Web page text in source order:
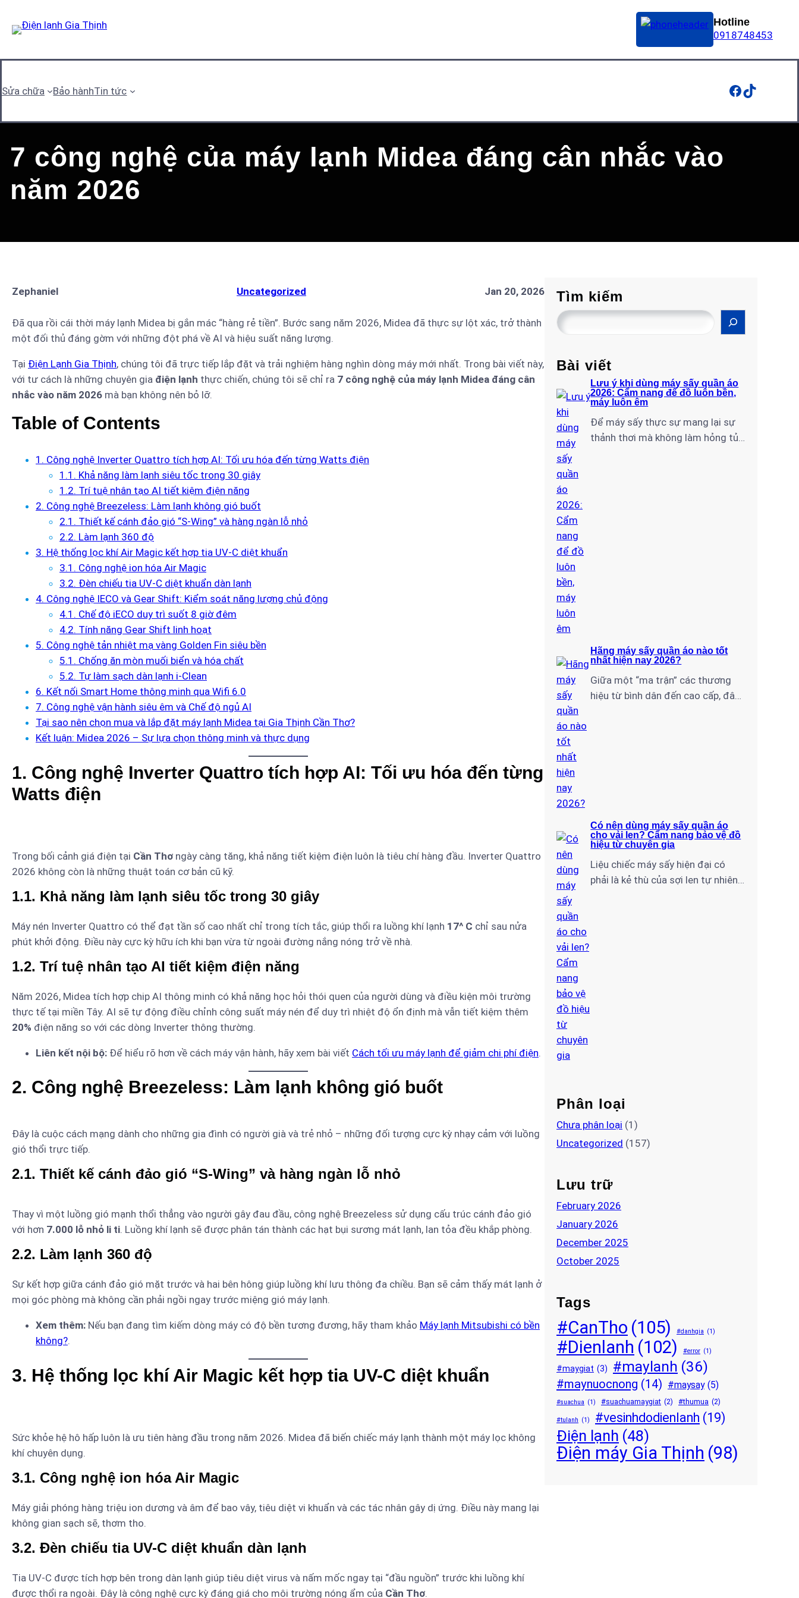
content
Hotline
0918748453
Sửa chữa Bảo hànhTin tức Facebook
TikTok
7 công nghệ của máy lạnh Midea đáng cân nhắc vào
năm 2026
Zephaniel Uncategorized Jan 20, 2026
Đã qua rồi cái thời máy lạnh Midea bị gắn mác “hàng rẻ tiền”. Bước sang năm 2026, Midea đã thực sự lột xác, trở thành
một đối thủ đáng gờm với những đột phá về AI và hiệu suất năng lượng.
Tại Điện Lạnh Gia Thịnh, chúng tôi đã trực tiếp lắp đặt và trải nghiệm hàng nghìn dòng máy mới nhất. Trong bài viết này,
với tư cách là những chuyên gia điện lạnh thực chiến, chúng tôi sẽ chỉ ra 7 công nghệ của máy lạnh Midea đáng cân
nhắc vào năm 2026 mà bạn không nên bỏ lỡ.
Table of Contents
1. Công nghệ Inverter Quattro tích hợp AI: Tối ưu hóa đến từng Watts điện
1.1. Khả năng làm lạnh siêu tốc trong 30 giây
1.2. Trí tuệ nhân tạo AI tiết kiệm điện năng
2. Công nghệ Breezeless: Làm lạnh không gió buốt
2.1. Thiết kế cánh đảo gió “S-Wing” và hàng ngàn lỗ nhỏ
2.2. Làm lạnh 360 độ
3. Hệ thống lọc khí Air Magic kết hợp tia UV-C diệt khuẩn
3.1. Công nghệ ion hóa Air Magic
3.2. Đèn chiếu tia UV-C diệt khuẩn dàn lạnh
4. Công nghệ IECO và Gear Shift: Kiểm soát năng lượng chủ động
4.1. Chế độ iECO duy trì suốt 8 giờ đêm
4.2. Tính năng Gear Shift linh hoạt
5. Công nghệ tản nhiệt mạ vàng Golden Fin siêu bền
5.1. Chống ăn mòn muối biển và hóa chất
5.2. Tự làm sạch dàn lạnh i-Clean
6. Kết nối Smart Home thông minh qua Wifi 6.0
7. Công nghệ vận hành siêu êm và Chế độ ngủ AI
Tại sao nên chọn mua và lắp đặt máy lạnh Midea tại Gia Thịnh Cần Thơ?
Kết luận: Midea 2026 – Sự lựa chọn thông minh và thực dụng
1. Công nghệ Inverter Quattro tích hợp AI: Tối ưu hóa đến từng
Watts điện
Trong bối cảnh giá điện tại Cần Thơ ngày càng tăng, khả năng tiết kiệm điện luôn là tiêu chí hàng đầu. Inverter Quattro
2026 không còn là những thuật toán cơ bản cũ kỹ.
1.1. Khả năng làm lạnh siêu tốc trong 30 giây
Máy nén Inverter Quattro có thể đạt tần số cao nhất chỉ trong tích tắc, giúp thổi ra luồng khí lạnh 17^ C chỉ sau nửa
phút khởi động. Điều này cực kỳ hữu ích khi bạn vừa từ ngoài đường nắng nóng trở về nhà.
1.2. Trí tuệ nhân tạo AI tiết kiệm điện năng
Năm 2026, Midea tích hợp chip AI thông minh có khả năng học hỏi thói quen của người dùng và điều kiện môi trường
thực tế tại miền Tây. AI sẽ tự động điều chỉnh công suất máy nén để duy trì nhiệt độ ổn định mà vẫn tiết kiệm thêm
20% điện năng so với các dòng Inverter thông thường.
Liên kết nội bộ: Để hiểu rõ hơn về cách máy vận hành, hãy xem bài viết Cách tối ưu máy lạnh để giảm chi phí điện.
2. Công nghệ Breezeless: Làm lạnh không gió buốt
Đây là cuộc cách mạng dành cho những gia đình có người già và trẻ nhỏ – những đối tượng cực kỳ nhạy cảm với luồng
gió thổi trực tiếp.
2.1. Thiết kế cánh đảo gió “S-Wing” và hàng ngàn lỗ nhỏ
Thay vì một luồng gió mạnh thổi thẳng vào người gây đau đầu, công nghệ Breezeless sử dụng cấu trúc cánh đảo gió
với hơn 7.000 lỗ nhỏ li ti. Luồng khí lạnh sẽ được phân tán thành các hạt bụi sương mát lạnh, lan tỏa đều khắp phòng.
2.2. Làm lạnh 360 độ
Sự kết hợp giữa cánh đảo gió mặt trước và hai bên hông giúp luồng khí lưu thông đa chiều. Bạn sẽ cảm thấy mát lạnh ở
mọi góc phòng mà không cần phải ngồi ngay trước miệng gió máy lạnh.
Xem thêm: Nếu bạn đang tìm kiếm dòng máy có độ bền tương đương, hãy tham khảo Máy lạnh Mitsubishi có bền
không?.
3. Hệ thống lọc khí Air Magic kết hợp tia UV-C diệt khuẩn
Sức khỏe hệ hô hấp luôn là ưu tiên hàng đầu trong năm 2026. Midea đã biến chiếc máy lạnh thành một máy lọc không
khí chuyên dụng.
3.1. Công nghệ ion hóa Air Magic
Máy giải phóng hàng triệu ion dương và âm để bao vây, tiêu diệt vi khuẩn và các tác nhân gây dị ứng. Điều này mang lại
không gian sạch sẽ, thơm tho.
3.2. Đèn chiếu tia UV-C diệt khuẩn dàn lạnh
Tia UV-C được tích hợp bên trong dàn lạnh giúp tiêu diệt virus và nấm mốc ngay tại “đầu nguồn” trước khi luồng khí
được thổi ra ngoài. Đây là công nghệ cực kỳ đáng giá cho môi trường nóng ẩm của Cần Thơ.
Tìm kiếm
S
e
r
h
Bài viết
Lưu ý khi dùng máy sấy quần áo
2026: Cẩm nang để đồ luôn bền,
máy luôn êm
Để máy sấy thực sự mang lại sự
thảnh thơi mà không làm hỏng tủ
Hãng máy sấy quần áo nào tốt
nhất hiện nay 2026?
Giữa một “ma trận” các thương
hiệu từ bình dân đến cao cấp, đâu
Có nên dùng máy sấy quần áo
cho vải len? Cẩm nang bảo vệ đồ
hiệu từ chuyên gia
Liệu chiếc máy sấy hiện đại có
phải là kẻ thù của sợi len tự nhiên?
Phân loại
Chưa phân loại (1)
Uncategorized (157)
Lưu trữ
February 2026
January 2026
December 2025
October 2025
Tags
#CanTho (105) #danhgia (1)
#Dienlanh (102) #error (1)
#maygiat (3) #maylanh (36)
#maynuocnong (14) #maysay (5)
#suachua (1) #suachuamaygiat (2) #thumua (2)
#tulanh (1) #vesinhdodienlanh (19)
Điện lạnh (48)
Điện máy Gia Thịnh (98)